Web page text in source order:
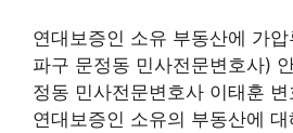
연대보증인 소유 부동산에 가
파구 문정동 민사전문변호사)
정동 민사전문변호사 이태훈
연대보증인 소유의 부동산에